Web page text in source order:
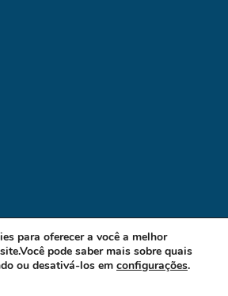
Estado da Paraíba Sede Administrativa:
Sobrinho, 168 - Tambiá, João Pessoa -
para oferecer a você a melhor
pode saber mais sobre quais
ou desativá-los em configurações.